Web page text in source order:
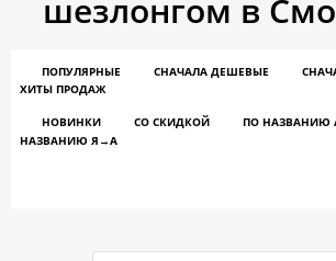
шезлонгом в
ПОПУЛЯРНЫЕ СНАЧАЛА ДЕШЕВЫЕ
ХИТЫ ПРОДАЖ
НОВИНКИ СО СКИДКОЙ ПО НАЗВАНИЮ
НАЗВАНИЮ Я→А